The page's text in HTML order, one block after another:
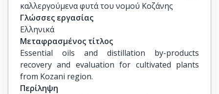
καλλεργούμενα φυτά του νομού Κοζάνης
Γλώσσες εργασίας
Ελληνικά
Μεταφρασμένος τίτλος
Essential oils and distillation by-products
recovery and evaluation for cultivated plants
from Kozani region.
Περίληψη